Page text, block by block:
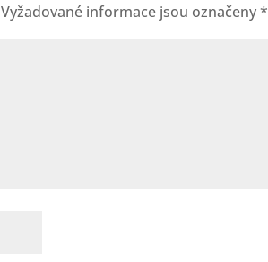
Vyžadované informace jsou označeny*